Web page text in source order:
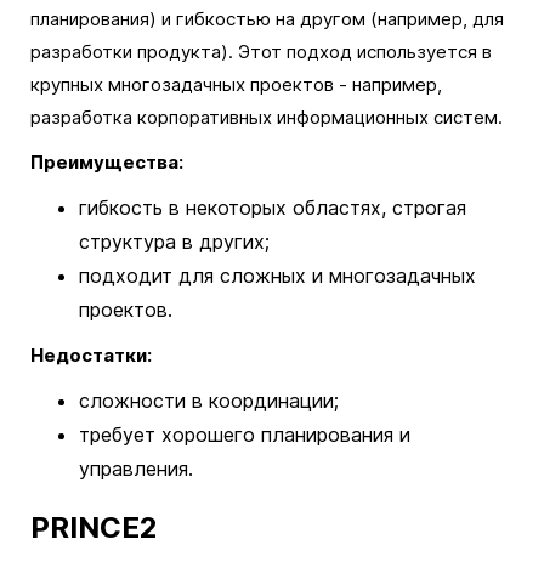
планирования) и гибкостью на другом (например, для
разработки продукта). Этот подход используется в
крупных многозадачных проектов - например,
разработка корпоративных информационных систем.
Преимущества:
гибкость в некоторых областях, строгая
структура в других;
подходит для сложных и многозадачных
проектов.
Недостатки:
сложности в координации;
требует хорошего планирования и
управления.
PRINCE2